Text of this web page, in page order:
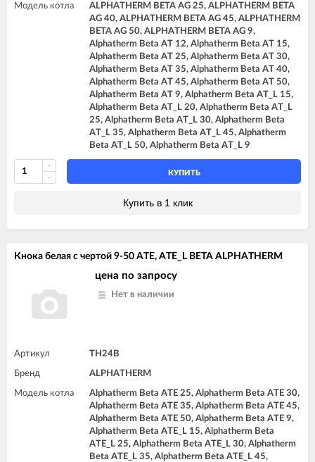
Модель котла
ALPHATHERM BETA AG 25, ALPHATHERM BETA
AG 40, ALPHATHERM BETA AG 45, ALPHATHERM
BETA AG 50, ALPHATHERM BETA AG 9,
Alphatherm Beta AT 12, Alphatherm Beta AT 15,
Alphatherm Beta AT 25, Alphatherm Beta AT 30,
Alphatherm Beta AT 35, Alphatherm Beta AT 40,
Alphatherm Beta AT 45, Alphatherm Beta AT 50,
Alphatherm Beta AT 9, Alphatherm Beta AT_L 15,
Alphatherm Beta AT_L 20, Alphatherm Beta AT_L
25, Alphatherm Beta AT_L 30, Alphatherm Beta
AT_L 35, Alphatherm Beta AT_L 45, Alphatherm
Beta AT_L 50, Alphatherm Beta AT_L 9
КУПИТЬ
Купить в 1 клик
Кнока белая с чертой 9-50 ATE, ATE_L BETA ALPHATHERM
цена по запросу
Нет в наличии
Артикул TH24B
Бренд ALPHATHERM
Модель котла
Alphatherm Beta ATE 25, Alphatherm Beta ATE 30,
Alphatherm Beta ATE 35, Alphatherm Beta ATE 45,
Alphatherm Beta ATE 50, Alphatherm Beta ATE 9,
Alphatherm Beta ATE_L 15, Alphatherm Beta
ATE_L 25, Alphatherm Beta ATE_L 30, Alphatherm
Beta ATE_L 35, Alphatherm Beta ATE_L 45,